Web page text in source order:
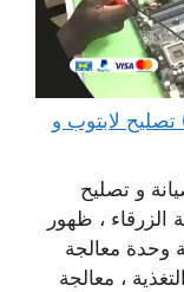
مهندس كمبيوتر النويصيب 65511033 تصليح لابتوب و
و تصليح
، ظهور
وحدة معالجة
، معالجة